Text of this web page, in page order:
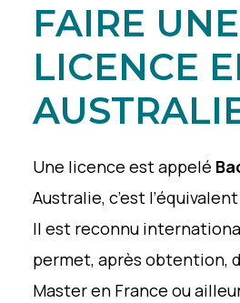
FAIRE UNE
LICENCE
Une licence est appelé
Australie, c’est l’équivalent
Il est reconnu
permet, après obtention,
Master en France ou